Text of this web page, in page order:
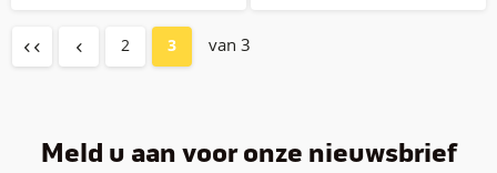
2 3 van 3
Meld u aan voor onze nieuwsbrief